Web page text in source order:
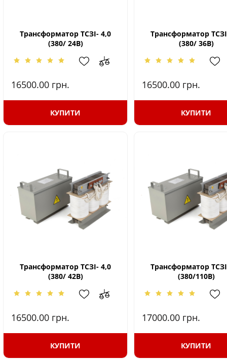
Трансформатор ТСЗІ- 4,0
(380/ 24В)
16500.00 грн.
КУПИТИ
Трансформатор
(380/ 36В)
16500.00 грн.
КУПИТИ
Трансформатор ТСЗІ- 4,0
(380/ 42В)
16500.00 грн.
КУПИТИ
Трансформатор
(380/110В)
17000.00 грн.
КУПИТИ